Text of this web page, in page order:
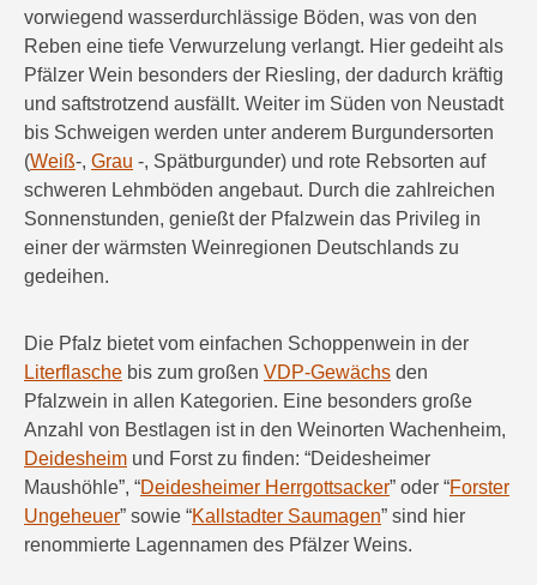
vorwiegend wasserdurchlässige Böden, was von den
Reben eine tiefe Verwurzelung verlangt. Hier gedeiht als
Pfälzer Wein besonders der Riesling, der dadurch kräftig
und saftstrotzend ausfällt. Weiter im Süden von Neustadt
bis Schweigen werden unter anderem Burgundersorten
(Weiß-, Grau -, Spätburgunder) und rote Rebsorten auf
schweren Lehmböden angebaut. Durch die zahlreichen
Sonnenstunden, genießt der Pfalzwein das Privileg in
einer der wärmsten Weinregionen Deutschlands zu
gedeihen.
Die Pfalz bietet vom einfachen Schoppenwein in der
Literflasche bis zum großen VDP-Gewächs den
Pfalzwein in allen Kategorien. Eine besonders große
Anzahl von Bestlagen ist in den Weinorten Wachenheim,
Deidesheim und Forst zu finden: “Deidesheimer
Maushöhle”, “Deidesheimer Herrgottsacker” oder “Forster
Ungeheuer” sowie “Kallstadter Saumagen” sind hier
renommierte Lagennamen des Pfälzer Weins.
Erweiterte Suche